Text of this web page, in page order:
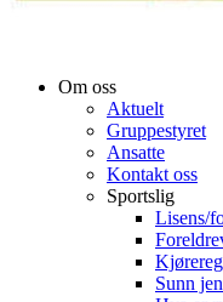
Om oss
Aktuelt
Gruppestyret
Ansatte
Kontakt oss
Sportslig
Lisens/
Sunn